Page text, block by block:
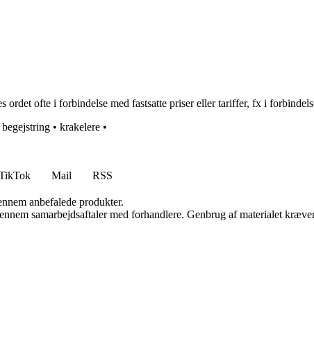
ofte i forbindelse med fastsatte priser eller tariffer, fx i
begejstring • krakelere •
Mail
RSS
anbefalede produkter.
samarbejdsaftaler med forhandlere. Genbrug af materialet